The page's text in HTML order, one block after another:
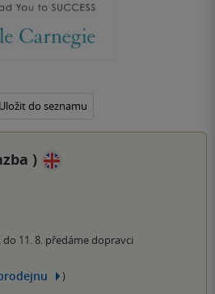
Uložit do seznamu
)
do 11. 8. předáme dopravci
)